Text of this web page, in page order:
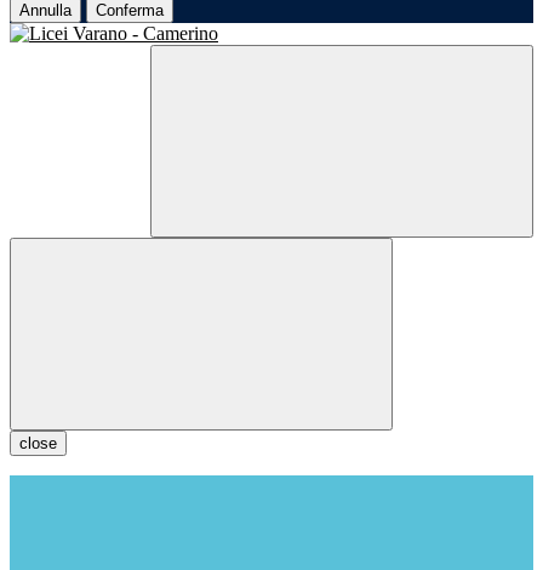
Annulla Conferma
close